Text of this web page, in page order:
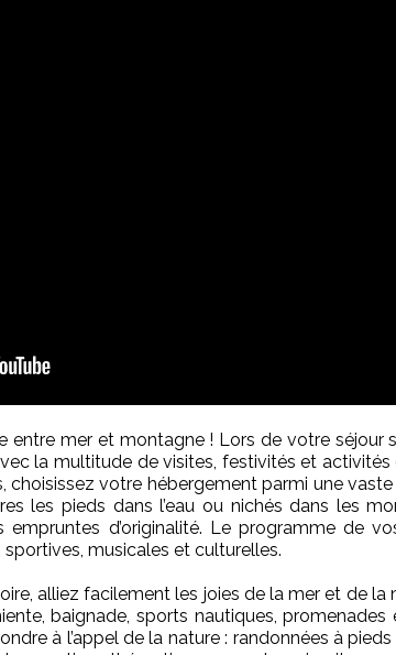
entre mer et montagne ! Lors de votre séjour
la multitude de visites, festivités et activités
choisissez votre hébergement parmi une
les pieds dans l’eau ou nichés dans les
d’originalité. Le programme de
musicales et culturelles.
alliez facilement les joies de la mer et de la
baignade, sports nautiques, promenades
à l’appel de la nature : randonnées à